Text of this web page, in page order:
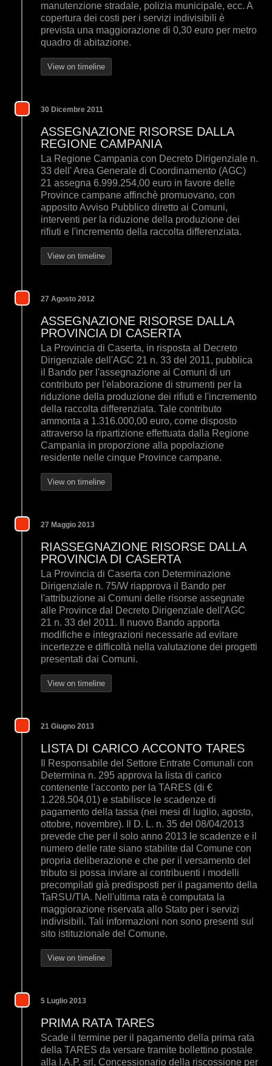
manutenzione stradale, polizia municipale, ecc. A
copertura dei costi per i servizi indivisibili è
prevista una maggiorazione di 0,30 euro per metro
quadro di abitazione.
View on timeline
30 Dicembre 2011
ASSEGNAZIONE RISORSE DALLA
REGIONE CAMPANIA
La Regione Campania con Decreto Dirigenziale n.
33 dell' Area Generale di Coordinamento (AGC)
21 assegna 6.999.254,00 euro in favore delle
Province campane affinchè promuovano, con
apposito Avviso Pubblico diretto ai Comuni,
interventi per la riduzione della produzione dei
rifiuti e l'incremento della raccolta differenziata.
View on timeline
27 Agosto 2012
ASSEGNAZIONE RISORSE DALLA
PROVINCIA DI CASERTA
La Provincia di Caserta, in risposta al Decreto
Dirigenziale dell'AGC 21 n. 33 del 2011, pubblica
il Bando per l'assegnazione ai Comuni di un
contributo per l'elaborazione di strumenti per la
riduzione della produzione dei rifiuti e l'incremento
della raccolta differenziata. Tale contributo
ammonta a 1.316.000,00 euro, come disposto
attraverso la ripartizione effettuata dalla Regione
Campania in proporzione alla popolazione
residente nelle cinque Province campane.
View on timeline
27 Maggio 2013
RIASSEGNAZIONE RISORSE DALLA
PROVINCIA DI CASERTA
La Provincia di Caserta con Determinazione
Dirigenziale n. 75/W riapprova il Bando per
l'attribuzione ai Comuni delle risorse assegnate
alle Province dal Decreto Dirigenziale dell'AGC
21 n. 33 del 2011. Il nuovo Bando apporta
modifiche e integrazioni necessarie ad evitare
incertezze e difficoltà nella valutazione dei progetti
presentati dai Comuni.
View on timeline
21 Giugno 2013
LISTA DI CARICO ACCONTO TARES
Il Responsabile del Settore Entrate Comunali con
Determina n. 295 approva la lista di carico
contenente l'acconto per la TARES (di €
1.228.504,01) e stabilisce le scadenze di
pagamento della tassa (nei mesi di luglio, agosto,
ottobre, novembre). Il D. L. n. 35 del 08/04/2013
prevede che per il solo anno 2013 le scadenze e il
numero delle rate siano stabilite dal Comune con
propria deliberazione e che per il versamento del
tributo si possa inviare ai contribuenti i modelli
precompilati già predisposti per il pagamento della
TaRSU/TIA. Nell'ultima rata è computata la
maggiorazione riservata allo Stato per i servizi
indivisibili. Tali informazioni non sono presenti sul
sito istituzionale del Comune.
View on timeline
5 Luglio 2013
PRIMA RATA TARES
Scade il termine per il pagamento della prima rata
della TARES da versare tramite bollettino postale
alla I.A.P. srl, Concessionario della riscossione per